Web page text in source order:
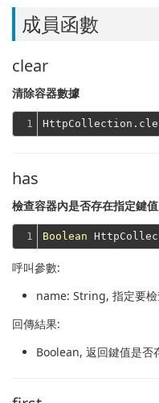
成員函數
clear
清除容器數據
1
has
檢查容器內是否存在指定鍵
1 Boolean
呼叫參數:
name: String, 指定要
回傳結果:
Boolean, 返回鍵值是否